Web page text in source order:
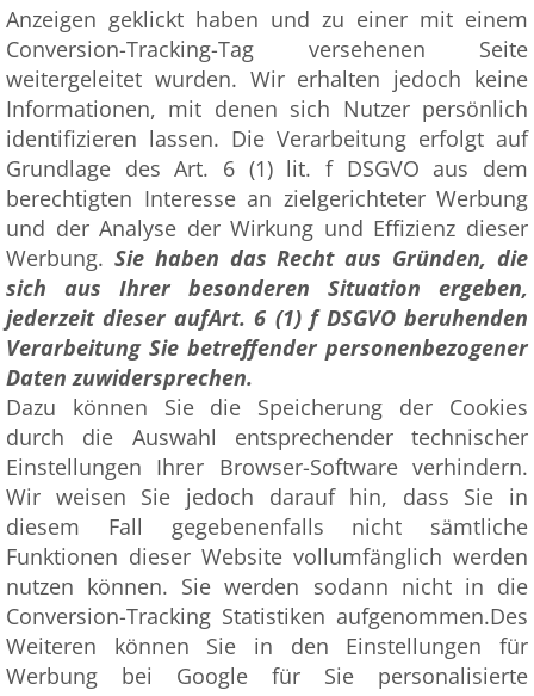
Anzeigen geklickt haben und zu einer mit einem
Conversion-Tracking-Tag versehenen Seite
weitergeleitet wurden. Wir erhalten jedoch keine
Informationen, mit denen sich Nutzer persönlich
identifizieren lassen. Die Verarbeitung erfolgt auf
Grundlage des Art. 6 (1) lit. f DSGVO aus dem
berechtigten Interesse an zielgerichteter Werbung
und der Analyse der Wirkung und Effizienz dieser
Werbung. Sie haben das Recht aus Gründen, die
sich aus Ihrer besonderen Situation ergeben,
jederzeit dieser aufArt. 6 (1) f DSGVO beruhenden
Verarbeitung Sie betreffender personenbezogener
Daten zuwidersprechen.
Dazu können Sie die Speicherung der Cookies
durch die Auswahl entsprechender technischer
Einstellungen Ihrer Browser-Software verhindern.
Wir weisen Sie jedoch darauf hin, dass Sie in
diesem Fall gegebenenfalls nicht sämtliche
Funktionen dieser Website vollumfänglich werden
nutzen können. Sie werden sodann nicht in die
Conversion-Tracking Statistiken aufgenommen.Des
Weiteren können Sie in den Einstellungen für
Werbung bei Google für Sie personalisierte